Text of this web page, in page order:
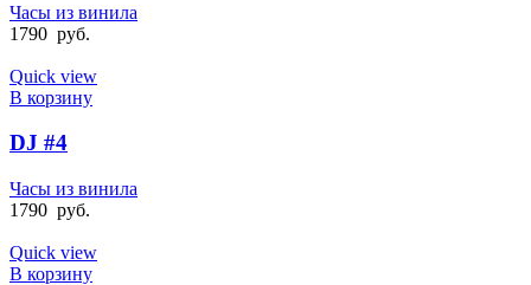
Часы из винила
1790 руб.
Quick view
В корзину
DJ #4
Часы из винила
1790 руб.
Quick view
В корзину